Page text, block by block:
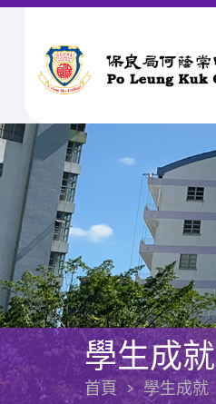
學生成就
首頁 > 學生成就